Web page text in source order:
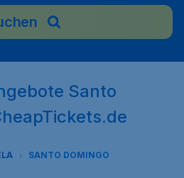
Santo
SANTO DOMINGO